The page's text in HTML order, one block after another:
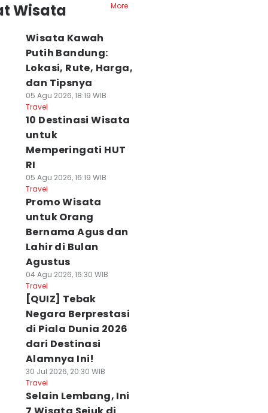
Wisata
More
Wisata Kawah
Putih Bandung:
Lokasi, Rute, Harga,
dan Tipsnya
05 Agu 2026, 18:19 WIB
Travel
10 Destinasi Wisata
untuk
Memperingati HUT
RI
05 Agu 2026, 16:19 WIB
Travel
Promo Wisata
untuk Orang
Bernama Agus dan
Lahir di Bulan
Agustus
04 Agu 2026, 16:30 WIB
Travel
[QUIZ] Tebak
Negara Berprestasi
di Piala Dunia 2026
dari Destinasi
Alamnya Ini!
30 Jul 2026, 20:30 WIB
Travel
Selain Lembang, Ini